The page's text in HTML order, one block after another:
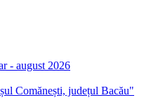
- august 2026
Comănești, județul Bacău"